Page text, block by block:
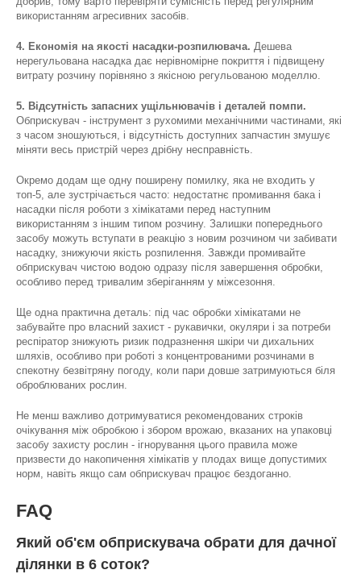
використанням агресивних засобів.
4. Економія на якості насадки-розпилювача. Дешева
нерегульована насадка дає нерівномірне покриття і підвищену
витрату розчину порівняно з якісною регульованою моделлю.
5. Відсутність запасних ущільнювачів і деталей помпи.
Обприскувач - інструмент з рухомими механічними частинами, які
з часом зношуються, і відсутність доступних запчастин змушує
міняти весь пристрій через дрібну несправність.
Окремо додам ще одну поширену помилку, яка не входить у
топ-5, але зустрічається часто: недостатнє промивання бака і
насадки після роботи з хімікатами перед наступним
використанням з іншим типом розчину. Залишки попереднього
засобу можуть вступати в реакцію з новим розчином чи забивати
насадку, знижуючи якість розпилення. Завжди промивайте
обприскувач чистою водою одразу після завершення обробки,
особливо перед тривалим зберіганням у міжсезоння.
Ще одна практична деталь: під час обробки хімікатами не
забувайте про власний захист - рукавички, окуляри і за потреби
респіратор знижують ризик подразнення шкіри чи дихальних
шляхів, особливо при роботі з концентрованими розчинами в
спекотну безвітряну погоду, коли пари довше затримуються біля
оброблюваних рослин.
Не менш важливо дотримуватися рекомендованих строків
очікування між обробкою і збором врожаю, вказаних на упаковці
засобу захисту рослин - ігнорування цього правила може
призвести до накопичення хімікатів у плодах вище допустимих
норм, навіть якщо сам обприскувач працює бездоганно.
FAQ
Який об'єм обприскувача обрати для дачної
ділянки в 6 соток?